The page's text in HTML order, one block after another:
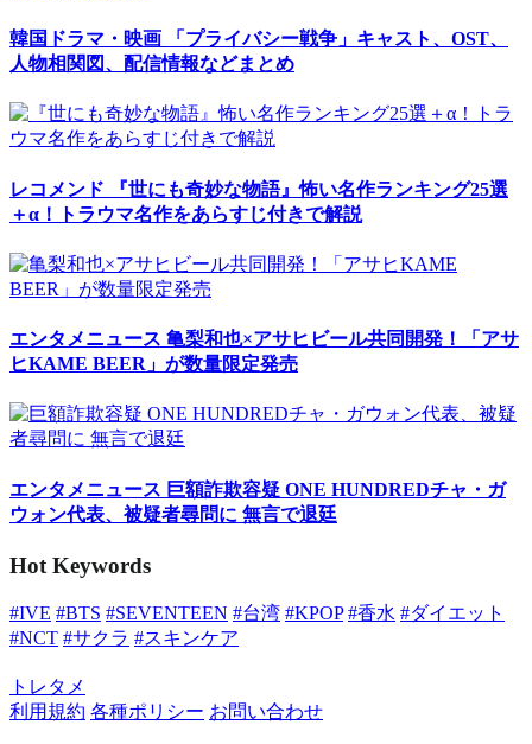
韓国ドラマ・映画 「プライバシー戦争」キャスト、OST、
人物相関図、配信情報などまとめ
レコメンド 『世にも奇妙な物語』怖い名作ランキング25選
＋α！トラウマ名作をあらすじ付きで解説
エンタメニュース 亀梨和也×アサヒビール共同開発！「アサ
ヒKAME BEER」が数量限定発売
エンタメニュース 巨額詐欺容疑 ONE HUNDREDチャ・ガ
ウォン代表、被疑者尋問に 無言で退廷
Hot Keywords
#IVE #BTS #SEVENTEEN #台湾 #KPOP #香水 #ダイエット
#NCT #サクラ #スキンケア
トレタメ
利用規約 各種ポリシー お問い合わせ